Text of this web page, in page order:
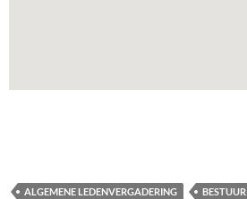
ALGEMENE LEDENVERGADERING
BESTUUR